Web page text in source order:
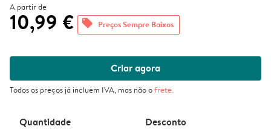
A partir de
10,99 € offers Preços Sempre Baixos
Criar agora
Todos os preços já incluem IVA, mas não ofrete.
Quantidade Desconto